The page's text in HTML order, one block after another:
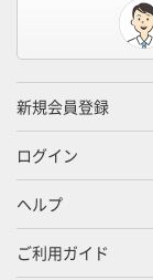
新規会員登録
ログイン
ヘルプ
ご利用ガイド